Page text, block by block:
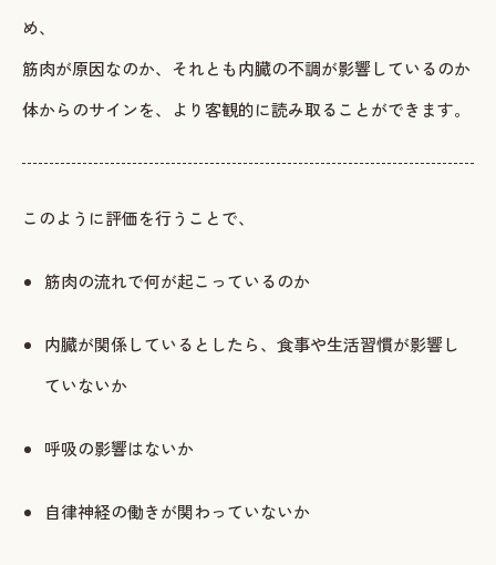
め、
筋肉が原因なのか、それとも内臓の不調が影響しているのか
体からのサインを、より客観的に読み取ることができます。
このように評価を行うことで、
筋肉の流れで何が起こっているのか
内臓が関係しているとしたら、食事や生活習慣が影響し
ていないか
呼吸の影響はないか
自律神経の働きが関わっていないか